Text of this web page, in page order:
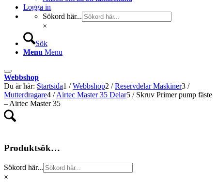
Logga in
Sökord här...
×
Sök
Menu Menu
Webbshop
Du är här: Startsida1 / Webbshop2 / Reservdelar Maskiner3 /
Mutterdragare4 / Airtec Master 35 Delar5 / Skruv Primer pump fäste
– Airtec Master 35
Produktsök…
Sökord här...
×